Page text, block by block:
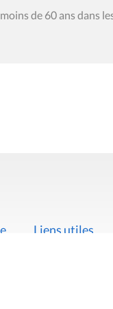
de 60 ans dans
Liens utiles